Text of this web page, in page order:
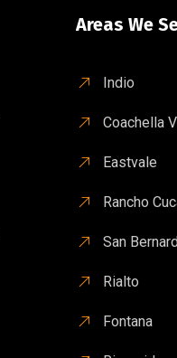
Areas We
Indio
Coachella
Eastvale
Rancho
San
Rialto
Fontana